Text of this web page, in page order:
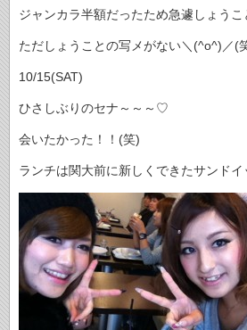
ジャンカラ半額だったため急遽しょうこ
ただしょうことの写メがない＼(^o^)／(
10/15(SAT)
ひさしぶりのセナ～～～♡
会いたかった！！(笑)
ランチは関大前に新しくできたサンドイ